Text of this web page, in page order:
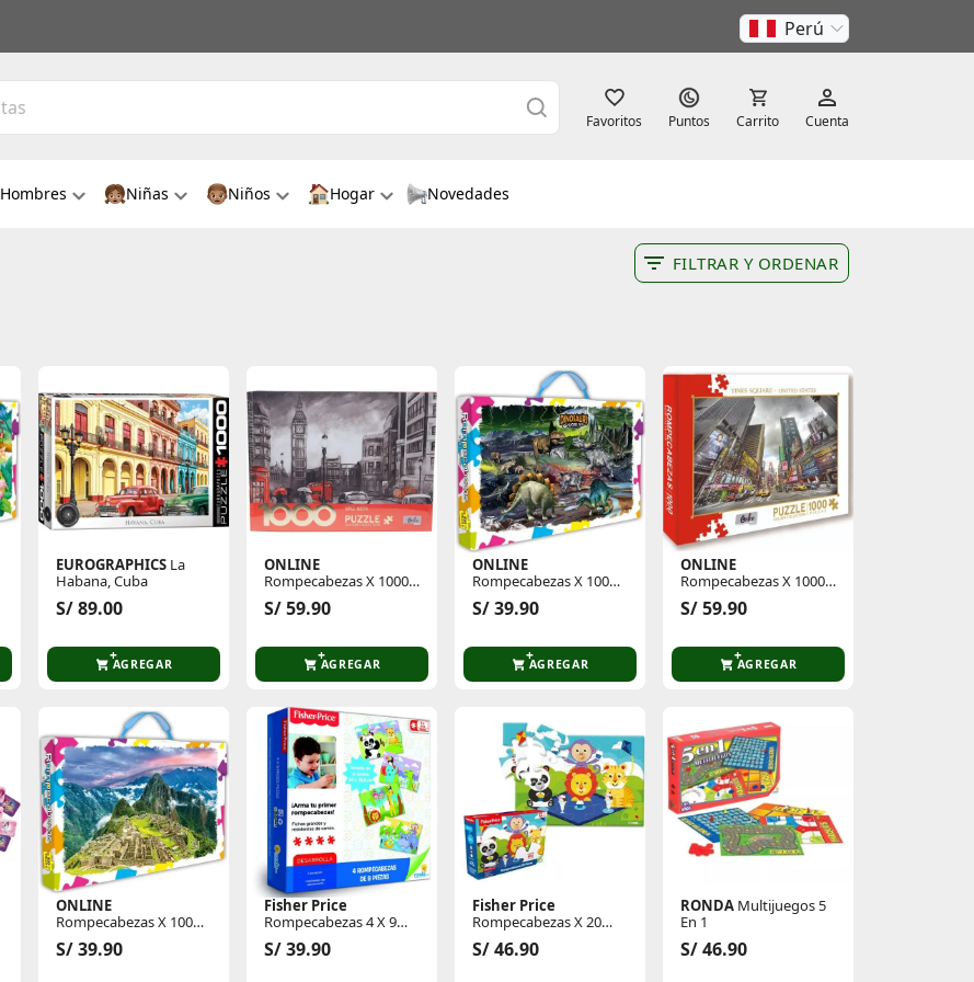
Perú
Favoritos Puntos Carrito Cuenta
Hombres Niñas Niños Hogar Novedades
FILTRAR Y ORDENAR
EUROGRAPHICSLa
Habana, Cuba
S/ 89.00
AGREGAR
ONLINE
Rompecabezas X 1000
Pzas Big Ben
S/ 59.90
AGREGAR
ONLINE
Rompecabezas X 100
Pzas Dinosaurs World
Iv
S/ 39.90
AGREGAR
ONLINE
Rompecabezas X 1000
Pzas Times Square
United State
S/ 59.90
AGREGAR
ONLINE
Rompecabezas X 100
Pzas Machupicchu
S/ 39.90
Fisher Price
Rompecabezas 4 X 9
Pzas Fisher Price
S/ 39.90
Fisher Price
Rompecabezas X 20
Pzas Fisher Price
S/ 46.90
RONDAMultijuegos 5
En 1
S/ 46.90